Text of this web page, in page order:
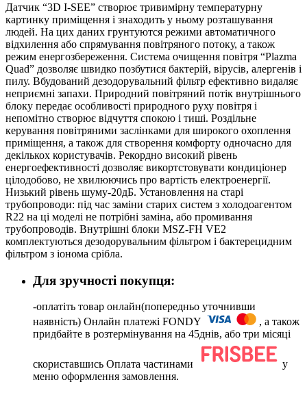
Датчик “3D I-SEE” створює тривимірну температурну
картинку приміщення і знаходить у ньому розташування
людей. На цих даних грунтуются режими автоматичного
відхилення або спрямування повітряного потоку, а також
режим енергозбереження. Система очищення повітря “Plazma
Quad” дозволяє швидко позбутися бактерій, вірусів, алергенів і
пилу. Вбудований дезодорувальний фільтр ефективно видаляє
неприємні запахи. Природний повітряний потік внутрішнього
блоку передає особливості природного руху повітря і
непомітно створює відчуття спокою і тиші. Роздільне
керування повітряними заслінками для широкого охоплення
приміщення, а також для створення комфорту одночасно для
декількох користувачів. Рекордно високий рівень
енергоефективності дозволяє викортстовувати кондиціонер
цілодобово, не хвилюючись про вартість електроенергії.
Низький рівень шуму-20дБ. Установлення на старі
трубопроводи: під час заміни старих систем з холодоагентом
R22 на ці моделі не потрібні заміна, або промивання
трубопроводів. Внутрішні блоки MSZ-FH VE2
комплектуються дезодорувальним фільтром і бактерецидним
фільтром з іонома срібла.
Для зручності покупця:
-оплатіть товар онлайн(попередньо уточнивши
наявність) Онлайн платежі FONDY
, а також
придбайте в розтермінування на 45днів, або три місяці
скориставшись Оплата частинами
у
меню оформлення замовлення.